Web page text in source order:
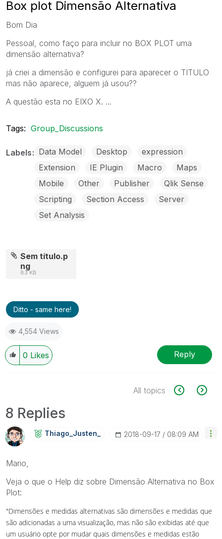
Box plot Dimensão Alternativa
Bom Dia
Pessoal, como faço para incluir no BOX PLOT uma
dimensão alternativa?
já criei a dimensão e configurei para aparecer o TITULO
mas não aparece, alguem já usou??
A questão esta no EIXO X. ...
Tags: Group_Discussions
Labels Data Model Desktop
expression
Extension
IE Plugin Macro
Maps
Mobile
Other Publisher
Qlik Sense
Scripting
Section Access
Server
Set Analysis
Sem título.p
ng
83 KB
Ditto - same here!
4,554 Views
0 Likes Reply
All topics
8 Replies
Thiago_Justen_ ‎2018-09-17 08:09 AM
Mario,
Veja o que o Help diz sobre Dimensão Alternativa no Box
Plot:
"Dimensões e medidas alternativas são dimensões e medidas que
são adicionadas a uma visualização, mas não são exibidas até que
um usuário opte por mudar quais dimensões e medidas estão